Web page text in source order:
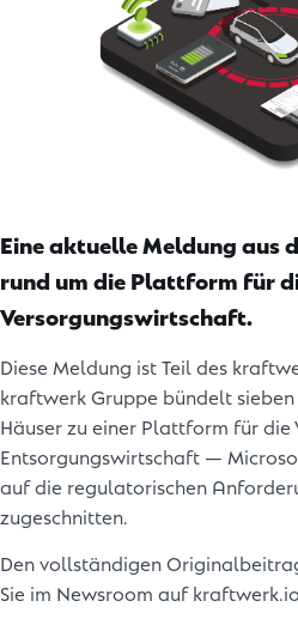
Eine aktuelle Meldung aus
rund um die Plattform für
Versorgungswirtschaft.
Diese Meldung ist Teil des
kraftwerk Gruppe bündelt
Häuser zu einer Plattform für die
Entsorgungswirtschaft —
auf die regulatorischen
zugeschnitten.
Den vollständigen
Sie im Newsroom auf